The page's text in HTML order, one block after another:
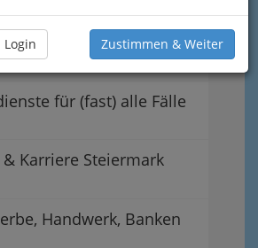
Login Zustimmen & Weiter
- Lokale
für (fast) alle Fälle
& Karriere Steiermark
Handwerk, Banken